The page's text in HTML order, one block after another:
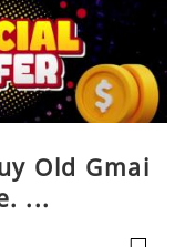
Old Gmai
...